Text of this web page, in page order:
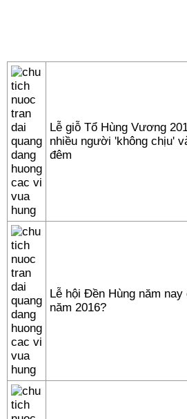
Lễ giỗ Tổ Hùng Vương
nhiều người 'không chịu'
đêm
Lễ hội Đền Hùng năm nay
năm 2016?